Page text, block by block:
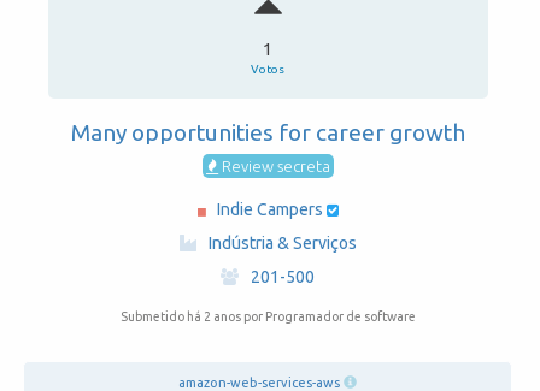
1
Votos
Many opportunities for career growth
Review secreta
Indie Campers
Indústria & Serviços
·
201-500
Submetido há 2 anos por Programador de software
amazon-web-services-aws